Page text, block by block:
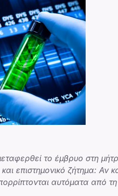
το έμβρυο στη
επιστημονικό ζήτημα: Αν
αυτόματα από